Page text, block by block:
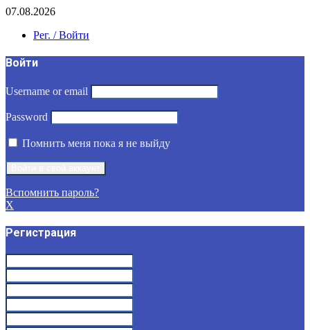
07.08.2026
Рег. / Войти
Войти
Username or email
Password
Помнить меня пока я не выйду
Вспомнить пароль?
X
Регистрация